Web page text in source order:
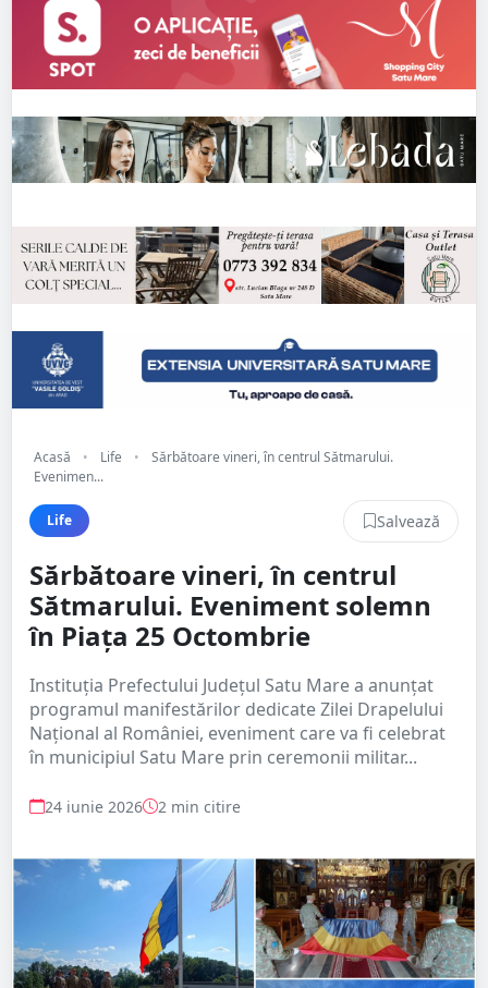
Acasă • Life •
Sărbătoare vineri, în centrul Sătmarului.
Evenimen...
Life Salvează
Sărbătoare vineri, în centrul
Sătmarului. Eveniment solemn
în Piața 25 Octombrie
Instituția Prefectului Județul Satu Mare a anunțat
programul manifestărilor dedicate Zilei Drapelului
Național al României, eveniment care va fi celebrat
în municipiul Satu Mare prin ceremonii militar...
24 iunie 2026 2 min citire